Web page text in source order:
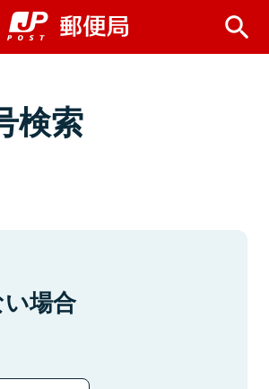
検索
場合